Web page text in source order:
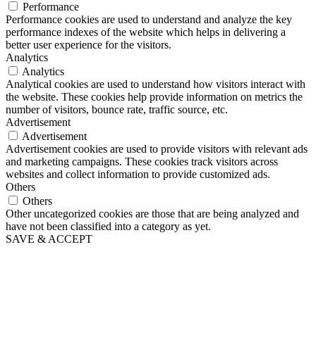
Performance
Performance cookies are used to understand and analyze the key
performance indexes of the website which helps in delivering a
better user experience for the visitors.
Analytics
Analytics
Analytical cookies are used to understand how visitors interact with
the website. These cookies help provide information on metrics the
number of visitors, bounce rate, traffic source, etc.
Advertisement
Advertisement
Advertisement cookies are used to provide visitors with relevant ads
and marketing campaigns. These cookies track visitors across
websites and collect information to provide customized ads.
Others
Others
Other uncategorized cookies are those that are being analyzed and
have not been classified into a category as yet.
SAVE & ACCEPT